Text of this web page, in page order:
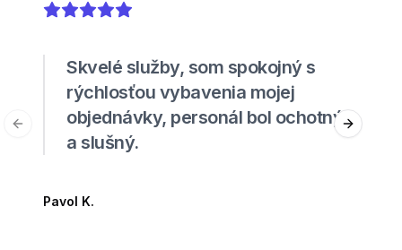
5out of 5 stars
Skvelé služby, som spokojný s
rýchlosťou vybavenia mojej
objednávky, personál bol ochotný
a slušný.
Pavol K.
Previous slide Next